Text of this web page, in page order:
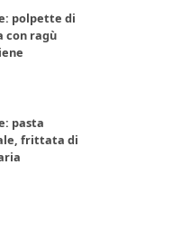
polpette di
con ragù
pasta
frittata di